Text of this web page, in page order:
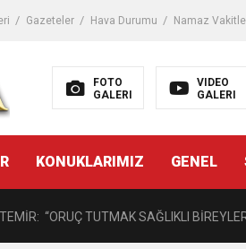
Gazeteler Hava Durumu Namaz
FOTO
GALERI
VIDEO
GALERI
KONUKLARIMIZ GENEL
FK o yıldızı getiriyor
HASTALIKLARI UZMANINDAN
“ORUÇ TUTMAK SAĞLIKLI